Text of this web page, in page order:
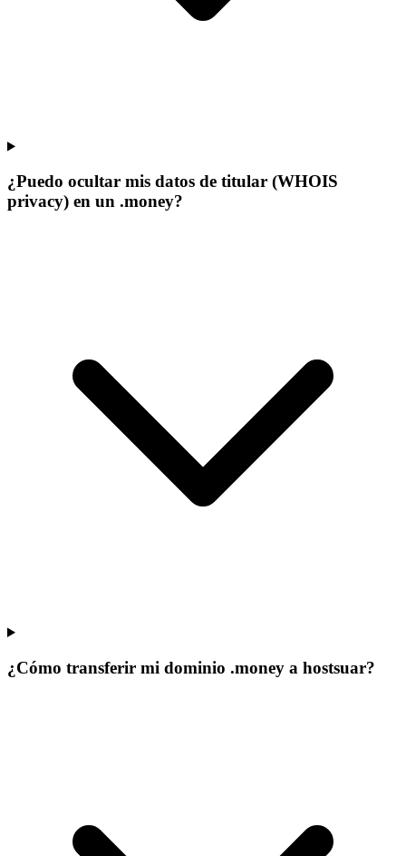
¿Puedo ocultar mis datos de titular (WHOIS
privacy) en un .money?
¿Cómo transferir mi dominio .money a hostsuar?